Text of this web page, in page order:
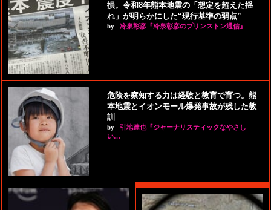
損。令和8年熊本地震の「想定を超えた揺
れ」が明らかにした“現行基準の弱点”
by 冷泉彰彦『冷泉彰彦のプリンストン通信』
危険を察知する力は経験と教育で育つ。熊
本地震とイオンモール爆発事故が残した教
訓
by
引地達也『ジャーナリスティックなやさし
い…